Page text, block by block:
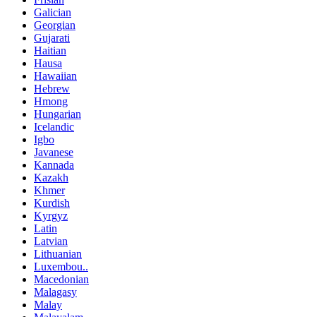
Galician
Georgian
Gujarati
Haitian
Hausa
Hawaiian
Hebrew
Hmong
Hungarian
Icelandic
Igbo
Javanese
Kannada
Kazakh
Khmer
Kurdish
Kyrgyz
Latin
Latvian
Lithuanian
Luxembou..
Macedonian
Malagasy
Malay